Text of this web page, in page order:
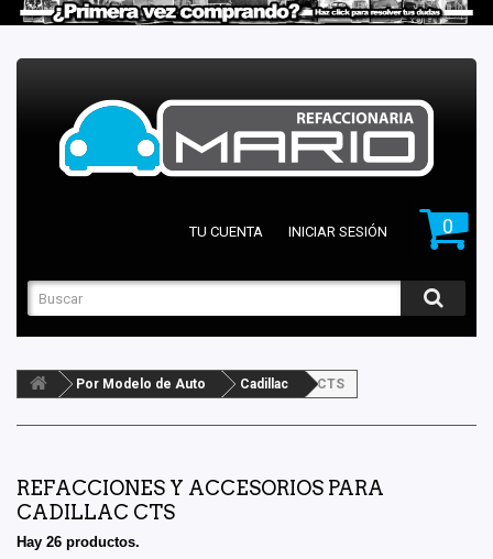
0
TU CUENTA INICIAR SESIÓN
Por Modelo de Auto Cadillac CTS
REFACCIONES Y ACCESORIOS PARA
CADILLAC CTS
Hay 26 productos.